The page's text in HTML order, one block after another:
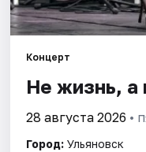
Концерт
Не жизнь, а
28 августа 2026 •
Город: Ульяновск